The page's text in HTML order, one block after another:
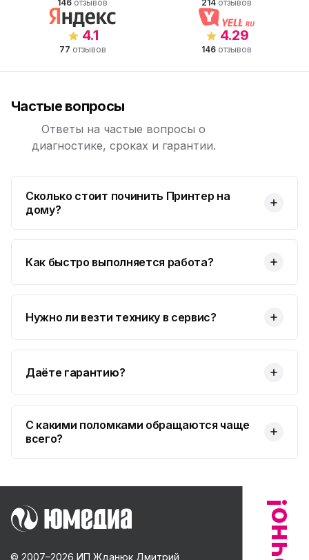
146 отзывов 214 отзывов
4.1
77 отзывов
4.29
146 отзывов
Частые вопросы
Ответы на частые вопросы о
диагностике, сроках и гарантии.
Сколько стоит починить Принтер на
дому?
Как быстро выполняется работа?
Нужно ли везти технику в сервис?
Даёте гарантию?
С какими поломками обращаются чаще
всего?
© 2007–2026 ИП Жданюк Дмитрий